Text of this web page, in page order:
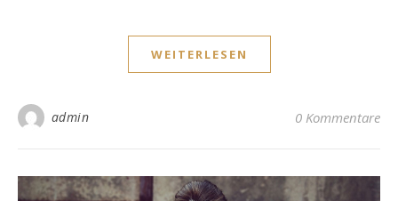
WEITERLESEN
admin 0 Kommentare